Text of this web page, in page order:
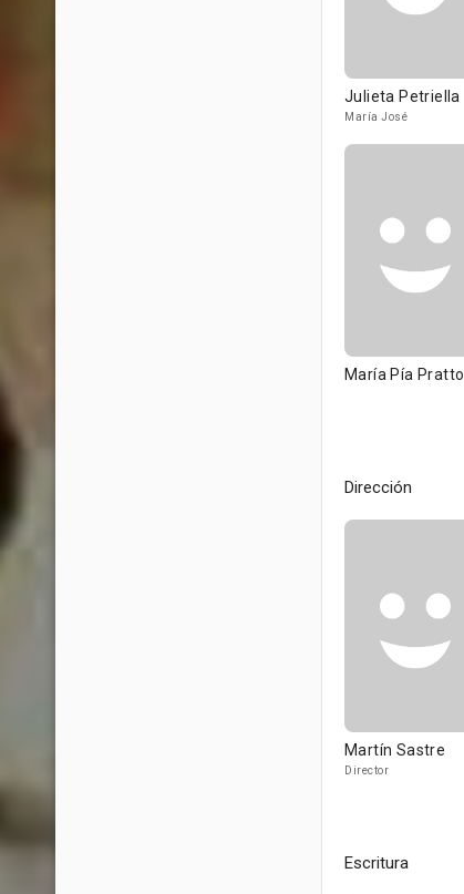
Julieta Petriella
María José
María Pía Pratto
Dirección
Martín Sastre
Director
Escritura